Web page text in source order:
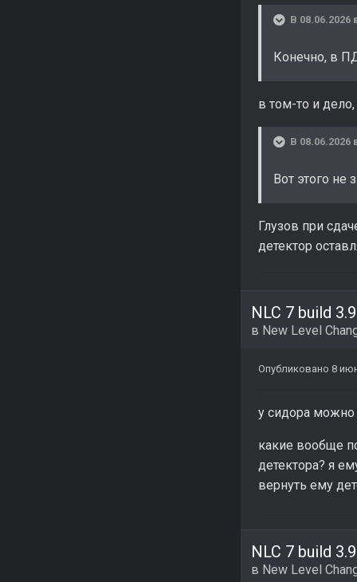
В 08.06.2026
Конечно, в
в том-то и
В 08.06.2026
Вот этого не
Глузов при
детектор
NLC 7 build
в New Level
Опубликовано 8
у сидора можно
какие вообще
детектора? я
вернуть ему
NLC 7 build
в New Level